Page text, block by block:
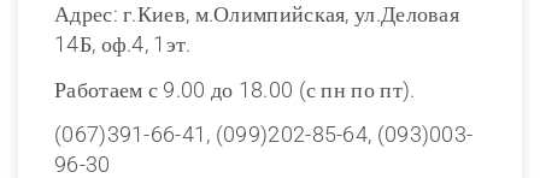
Адрес: г.Киев, м.Олимпийская, ул.Деловая
14Б, оф.4, 1эт.
Работаем с 9.00 до 18.00 (с пн по пт).
(067)391-66-41, (099)202-85-64, (093)003-
96-30